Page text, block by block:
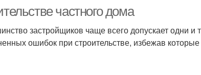
частного дома
застройщиков чаще всего допускает одни и
ошибок при строительстве, избежав